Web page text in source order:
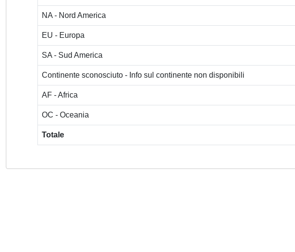
NA - Nord America
EU - Europa
SA - Sud America
Continente sconosciuto - Info sul continente non disponibili
AF - Africa
OC - Oceania
Totale